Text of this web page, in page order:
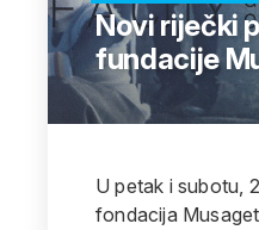
Novi riječki
fundacije
U petak i subotu,
fondacija